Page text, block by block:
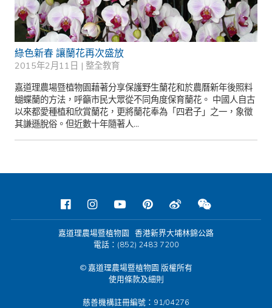
綠色新春 讓蘭花再次盛放
2015年2月11日 | 整全教育
嘉道理農場暨植物園藉著分享保護野生蘭花和於農曆新年後照料
蝴蝶蘭的方法，呼籲市民大眾從不同角度保育蘭花。 中國人自古
以來都愛種植和欣賞蘭花，更將蘭花奉為「四君子」之一，象徵
其謙遜脫俗。但近數十年隨著人...
嘉道理農場暨植物園 香港新界大埔林錦公路
電話：(852) 2483 7200
© 嘉道理農場暨植物園 版權所有
使用條款及細則
慈善機構註冊編號：91/04276